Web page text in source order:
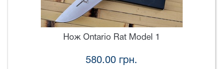
Нож Ontario Rat Model 1
580.00 грн.